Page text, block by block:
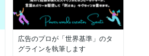
広告のプロが「世界基準」のタ
グラインを執筆します